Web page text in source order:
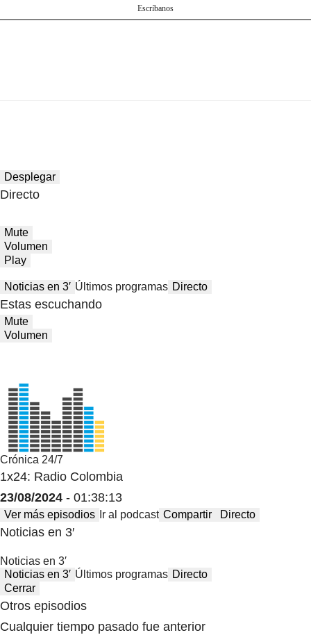
Escríbanos
Desplegar
Directo
Mute
Volumen
Play
Noticias en 3′ Últimos programas Directo
Estas escuchando
Mute
Volumen
Crónica 24/7
1x24: Radio Colombia
23/08/2024 - 01:38:13
Ver más episodios Ir al podcast Compartir Directo
Noticias en 3′
Noticias en 3′
Noticias en 3′ Últimos programas Directo
Cerrar
Otros episodios
Cualquier tiempo pasado fue anterior